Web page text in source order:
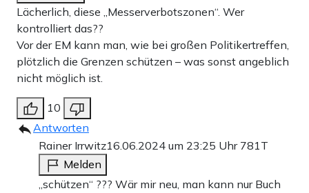
Lächerlich, diese „Messerverbotszonen“. Wer
kontrolliert das??
Vor der EM kann man, wie bei großen Politikertreffen,
plötzlich die Grenzen schützen – was sonst angeblich
nicht möglich ist.
10
Antworten
Rainer Irrwitz16.06.2024 um 23:25 Uhr 781T
Melden
„schützen“ ??? Wär mir neu, man kann nur Buch